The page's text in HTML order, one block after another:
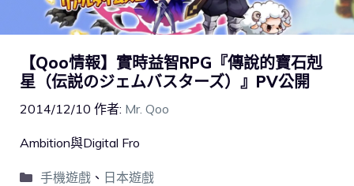
【Qoo情報】實時益智RPG『傳說的寶石剋
星（伝説のジェムバスターズ）』PV公開
2014/12/10 作者: Mr. Qoo
Ambition與Digital Fro
手機遊戲、 日本遊戲